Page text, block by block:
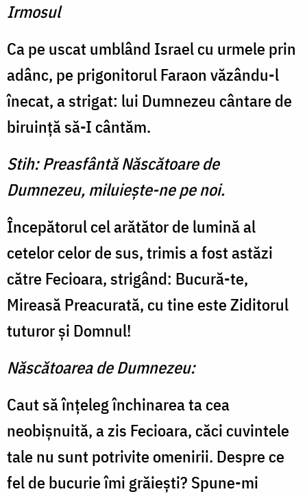
Irmosul
Ca pe uscat umblând Is­rael cu urmele prin
adânc, pe prigonitorul Faraon văzându-l
înecat, a strigat: lui Dumnezeu cântare de
biruinţă să-I cântăm.
Stih: Preasfântă Născătoare de
Dumnezeu, miluieşte-ne pe noi.
Începătorul cel arătător de lu­mină al
cetelor celor de sus, tri­mis a fost astăzi
către Fecioara, strigând: Bucură-te,
Mireasă Preacurată, cu tine este Zidi­torul
tuturor şi Domnul!
Născătoarea de Dumnezeu:
Caut să înţeleg închinarea ta cea
neobişnuită, a zis Fecioara, căci cuvintele
tale nu sunt po­trivite omenirii. Despre ce
fel de bucurie îmi grăieşti? Spune-mi